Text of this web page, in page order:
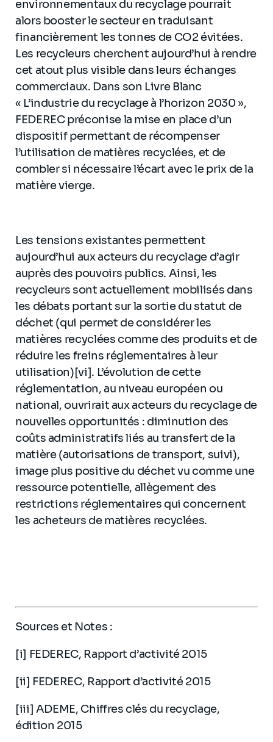
environnementaux du recyclage pourrait
alors booster le secteur en traduisant
financièrement les tonnes de CO2 évitées.
Les recycleurs cherchent aujourd’hui à rendre
cet atout plus visible dans leurs échanges
commerciaux. Dans son Livre Blanc
« L’industrie du recyclage à l’horizon 2030 »,
FEDEREC préconise la mise en place d’un
dispositif permettant de récompenser
l’utilisation de matières recyclées, et de
combler si nécessaire l’écart avec le prix de la
matière vierge.
Les tensions existantes permettent
aujourd’hui aux acteurs du recyclage d’agir
auprès des pouvoirs publics. Ainsi, les
recycleurs sont actuellement mobilisés dans
les débats portant sur la sortie du statut de
déchet (qui permet de considérer les
matières recyclées comme des produits et de
réduire les freins réglementaires à leur
utilisation)[vi]. L’évolution de cette
réglementation, au niveau européen ou
national, ouvrirait aux acteurs du recyclage de
nouvelles opportunités : diminution des
coûts administratifs liés au transfert de la
matière (autorisations de transport, suivi),
image plus positive du déchet vu comme une
ressource potentielle, allègement des
restrictions réglementaires qui concernent
les acheteurs de matières recyclées.
Sources et Notes :
[i] FEDEREC, Rapport d’activité 2015
[ii] FEDEREC, Rapport d’activité 2015
[iii] ADEME, Chiffres clés du recyclage,
édition 2015